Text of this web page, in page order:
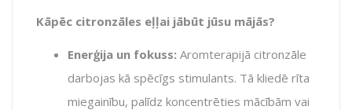
Kāpēc citronzāles eļļai jābūt jūsu mājās?
Enerģija un fokuss: Aromterapijā citronzāle
darbojas kā spēcīgs stimulants. Tā kliedē rīta
miegainību, palīdz koncentrēties mācībām vai